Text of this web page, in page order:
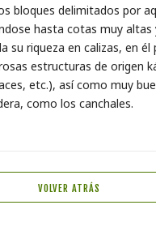
bloques delimitados por
hasta cotas muy altas
su riqueza en calizas, en él
estructuras de origen
etc.), así como muy
como los canchales.
VOLVER ATRÁS